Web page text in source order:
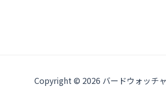
Copyright © 2026 バードウォッチ